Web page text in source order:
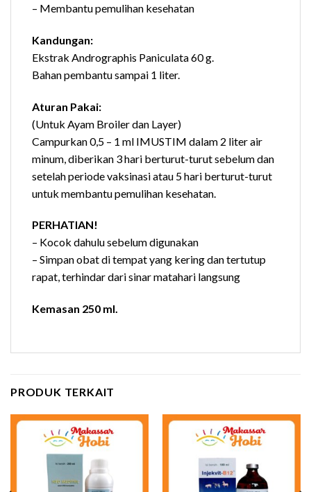
– Membantu pemulihan kesehatan
Kandungan:
Ekstrak Andrographis Paniculata 60 g.
Bahan pembantu sampai 1 liter.
Aturan Pakai:
(Untuk Ayam Broiler dan Layer)
Campurkan 0,5 – 1 ml IMUSTIM dalam 2 liter air
minum, diberikan 3 hari berturut-turut sebelum dan
setelah periode vaksinasi atau 5 hari berturut-turut
untuk membantu pemulihan kesehatan.
PERHATIAN!
– Kocok dahulu sebelum digunakan
– Simpan obat di tempat yang kering dan tertutup
rapat, terhindar dari sinar matahari langsung
Kemasan 250 ml.
PRODUK TERKAIT